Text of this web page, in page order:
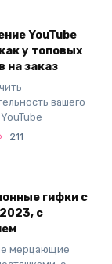
YouTube
у топовых
на заказ
вашего
211
гифки с
с
мерцающие